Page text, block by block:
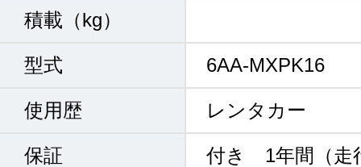
積載（kg）
型式 6AA-MXPK16
使用歴 レンタカー
保証 付き 1年間（走